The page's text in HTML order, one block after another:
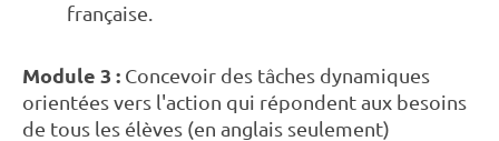
française.
Module 3 : Concevoir des tâches dynamiques
orientées vers l'action qui répondent aux besoins
de tous les élèves (en anglais seulement)